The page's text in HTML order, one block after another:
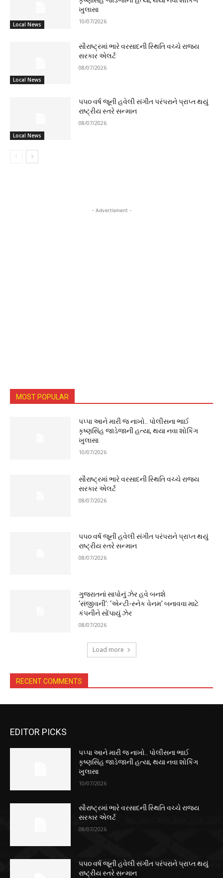
Local News
ખુલાસા
10/07/2026
Local News
સૌરાષ્ટ્રમાં ભારે વરસાદની સ્થિતિ વચ્ચે રાજ્ય
સરકાર એલર્ટ
08/07/2026
Local News
૫૫૦ વર્ષ જૂની હવેલી સંગીત પરંપરાને પ્રાપ્ત થયું
રાષ્ટ્રીય સ્તરે સન્માન
08/07/2026
- Advertisment -
MOST POPULAR
પપ્પા આને મારી જ નાખો.. પોલીસના ભાઈ
કૃષ્ણસિંહ જાડેજાની હત્યા, થયા નવા શોકિંગ
ખુલાસા
10/07/2026
સૌરાષ્ટ્રમાં ભારે વરસાદની સ્થિતિ વચ્ચે રાજ્ય
સરકાર એલર્ટ
08/07/2026
૫૫૦ વર્ષ જૂની હવેલી સંગીત પરંપરાને પ્રાપ્ત થયું
રાષ્ટ્રીય સ્તરે સન્માન
08/07/2026
ગુજરાતનાં સાપોનું ઝેર હવે બનશે
‘સંજીવની’: ‘એન્ટી-સ્નેક વેનમ’ બનાવવા માટે
કંપનીને સોંપાયું ઝેર
08/07/2026
Load more
RECENT COMMENTS
EDITOR PICKS
પપ્પા આને મારી જ નાખો.. પોલીસના ભાઈ
કૃષ્ણસિંહ જાડેજાની હત્યા, થયા નવા શોકિંગ
ખુલાસા
10/07/2026
સૌરાષ્ટ્રમાં ભારે વરસાદની સ્થિતિ વચ્ચે રાજ્ય
સરકાર એલર્ટ
08/07/2026
૫૫૦ વર્ષ જૂની હવેલી સંગીત પરંપરાને પ્રાપ્ત થયું
રાષ્ટ્રીય સ્તરે સન્માન